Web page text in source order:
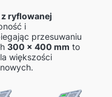
ryflowanej
i
przesuwaniu
300 x 400 mm to
większości